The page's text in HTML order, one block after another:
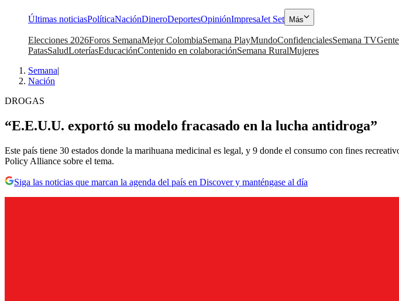
Últimas noticiasPolíticaNaciónDineroDeportesOpiniónImpresaJet Set Más
Elecciones 2026Foros SemanaMejor ColombiaSemana PlayMundoConfidencialesSemana TVGente
PatasSaludLoteríasEducaciónContenido en colaboraciónSemana RuralMujeres
Semana|
Nación
DROGAS
“E.E.U.U. exportó su modelo fracasado en la lucha antidroga”
Este país tiene 30 estados donde la marihuana medicinal es legal, y 9 donde el consumo con fines
Policy Alliance sobre el tema.
Siga las noticias que marcan la agenda del país en Discover y manténgase al día